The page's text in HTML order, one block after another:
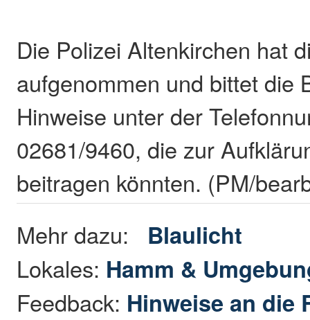
Die Polizei Altenkirchen hat
aufgenommen und bittet die
Hinweise unter der
02681/9460, die zur
beitragen könnten. (PM/
Mehr dazu: Blaulicht
Lokales: Hamm &
Feedback: Hinweise an die